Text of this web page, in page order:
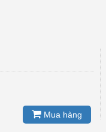
Mua hàng